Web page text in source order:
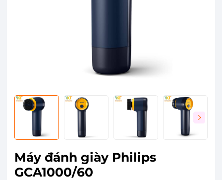
Máy đánh giày Philips
GCA1000/60